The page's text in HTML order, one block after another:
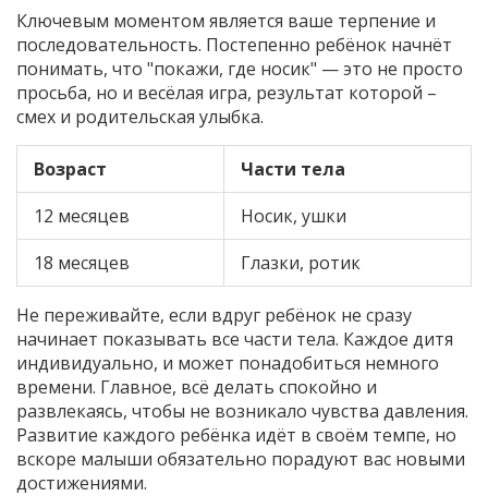
Ключевым моментом является ваше терпение и
последовательность. Постепенно ребёнок начнёт
понимать, что "покажи, где носик" — это не просто
просьба, но и весёлая игра, результат которой –
смех и родительская улыбка.
Возраст
Части тела
12 месяцев
Носик, ушки
18 месяцев
Глазки, ротик
Не переживайте, если вдруг ребёнок не сразу
начинает показывать все части тела. Каждое дитя
индивидуально, и может понадобиться немного
времени. Главное, всё делать спокойно и
развлекаясь, чтобы не возникало чувства давления.
Развитие каждого ребёнка идёт в своём темпе, но
вскоре малыши обязательно порадуют вас новыми
достижениями.